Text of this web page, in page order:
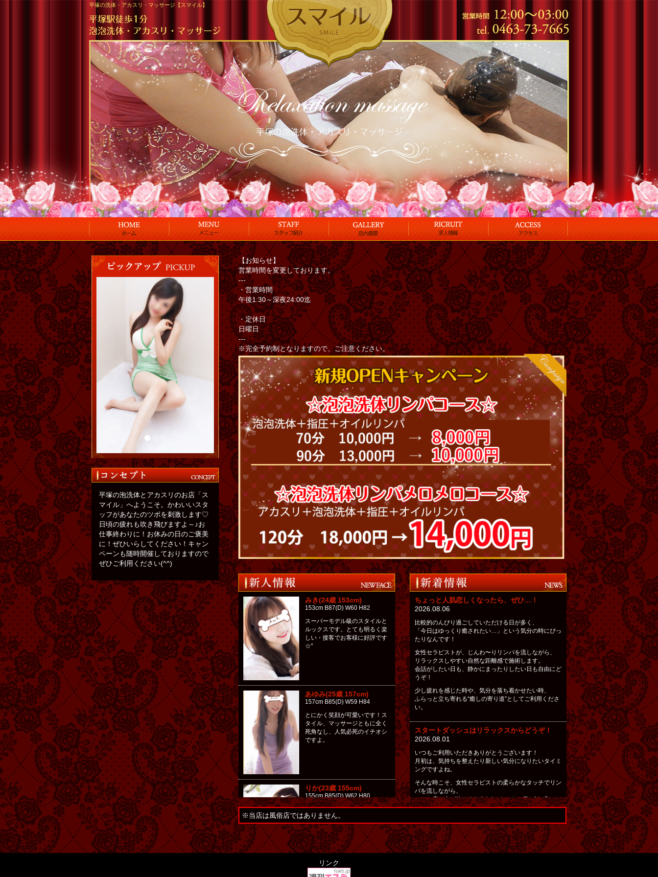
平塚の洗体・アカスリ・マッサージ【スマイル】
【お知らせ】
営業時間を変更しております。
---
・営業時間
午後1:30～深夜24:00迄
・定休日
日曜日
---
※完全予約制となりますので、ご注意ください。
みき(24歳 153cm)
153cm B87(D) W60 H82
スーパーモデル級のスタイルと
ルックスです。とても明るく楽
しい・接客でお客様に好評です
☆"
あゆみ(25歳 157cm)
157cm B85(D) W59 H84
とにかく笑顔が可愛いです！ス
タイル、マッサージともに全く
死角なし、人気必死のイチオシ
ですよ。
りか(23歳 155cm)
155cm B85(D) W62 H80
落ち着いた雰囲気の正統派美
女。人懐っこい笑顔と飾らない
性格で安らぎを与えてくれるの
でリラックス効果抜群。話して
いて居心地の良くなるセラピス
トです。
ちょっと人肌恋しくなったら、ぜひ…！
2026.08.06
比較的のんびり過ごしていただける日が多く、
「今日はゆっくり癒されたい…」という気分の時にぴっ
たりなんです！
女性セラピストが、じんわ〜りリンパを流しながら、
リラックスしやすい自然な距離感で施術します。
会話がしたい日も、静かにまったりしたい日も自由にど
うぞ！
少し疲れを感じた時や、気分を落ち着かせたい時、
ふらっと立ち寄れる“癒しの寄り道”としてご利用くださ
い。
スタートダッシュはリラックスからどうぞ！
2026.08.01
いつもご利用いただきありがとうございます！
月初は、気持ちを整えたり新しい気分になりたいタイミ
ングですよね。
そんな時こそ、女性セラピストの柔らかなタッチでリン
パを流しながら、
ふっと肩の力が抜けるような“スタートの癒し”を感じに
来てください！
「気分転換したい！」という方も大歓迎です。
優しい距離感で寄り添う施術をお届けしますので、気軽
にお越しくださいね！
※当店は風俗店ではありません。
平塚の泡洗体とアカスリのお店「ス
マイル」へようこそ。かわいいスタ
ッフがあなたのツボを刺激します♡
日頃の疲れも吹き飛びますよ～♪お
仕事終わりに！お休みの日のご褒美
に！ぜひいらしてください！キャン
ペーンも随時開催しておりますので
ぜひご利用ください(^^)
リンク